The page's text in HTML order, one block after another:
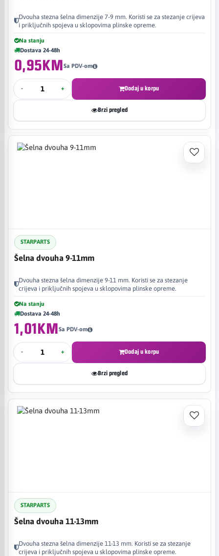
Dvouha stezna šelna dimenzije 7-9 mm. Koristi se za stezanje crijeva
i priključnih spojeva u sklopovima plinske opreme.
Na stanju
Dostava 24-48h
0,95KMSa PDV-om
- + Dodaj u korpu
Brzi pregled
STARPARTS
Šelna dvouha 9-11mm
Dvouha stezna šelna dimenzije 9-11 mm. Koristi se za stezanje
crijeva i priključnih spojeva u sklopovima plinske opreme.
Na stanju
Dostava 24-48h
1,01KMSa PDV-om
- + Dodaj u korpu
Brzi pregled
STARPARTS
Šelna dvouha 11-13mm
Dvouha stezna šelna dimenzije 11-13 mm. Koristi se za stezanje
crijeva i priključnih spojeva u sklopovima plinske opreme.